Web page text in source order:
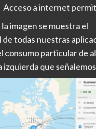
a internet
imagen se muestra el
de todas nuestras
consumo particular de
izquierda que